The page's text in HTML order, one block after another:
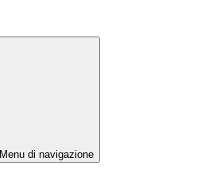
Menu di navigazione